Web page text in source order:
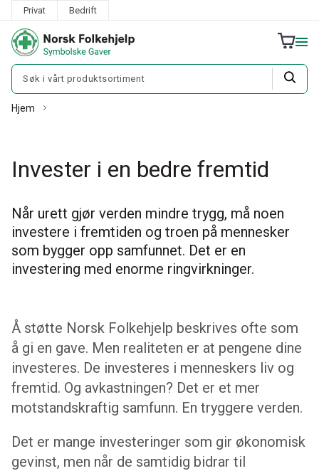
Privat Bedrift
Hjem
Invester i en bedre fremtid
Når urett gjør verden mindre trygg, må noen
investere i fremtiden og troen på mennesker
som bygger opp samfunnet. Det er en
investering med enorme ringvirkninger.
Å støtte Norsk Folkehjelp beskrives ofte som
å gi en gave. Men realiteten er at pengene dine
investeres. De investeres i menneskers liv og
fremtid. Og avkastningen? Det er et mer
motstandskraftig samfunn. En tryggere verden.
Det er mange investeringer som gir økonomisk
gevinst, men når de samtidig bidrar til